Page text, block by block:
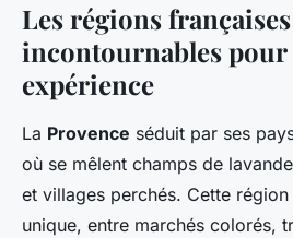
Les régions françaises
incontournables pour
expérience
La Provence séduit par ses
où se mêlent champs de
et villages perchés. Cette
unique, entre marchés colorés,